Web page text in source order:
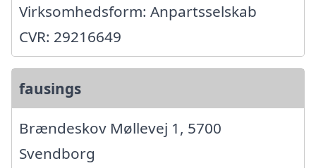
Virksomhedsform: Anpartsselskab
CVR: 29216649
fausings
Brændeskov Møllevej 1, 5700
Svendborg